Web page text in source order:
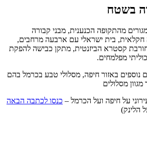
בשטח
מהתקופה הכנענית, מבני קבורה
חקלאית, בית ישראלי עם ארבעה מרחבים,
קסטרא הביזנטית, מתקן כבישה להפקת
מפלמחים.
נוספים באזור חיפה, מסלולי טבע בכרמל בהם
מגוון מסלולים
על חיפה ועל הכרמל – כנסו לכתבה הבאה
הלינק)